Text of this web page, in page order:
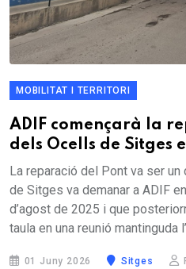
MOBILITAT I TERRITORI
ADIF començarà la
dels Ocells de Sitges
La reparació del Pont va ser un
de Sitges va demanar a ADIF
d’agost de 2025 i que
taula en una reunió mantinguda
01 Juny 2026 Sitges